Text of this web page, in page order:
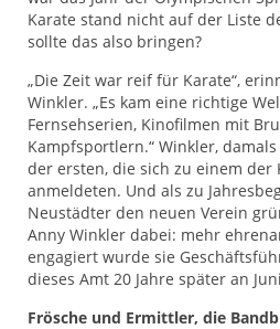
Karate stand nicht auf der Liste
sollte das also bringen?
„Die Zeit war reif für Karate“,
Winkler. „Es kam eine richtige
Fernsehserien, Kinofilmen mit
Kampfsportlern.“ Winkler,
der ersten, die sich zu einem der
anmeldeten. Und als zu
Neustädter den neuen Verein
Anny Winkler dabei: mehr
engagiert wurde sie
dieses Amt 20 Jahre später an
Frösche und Ermittler, die